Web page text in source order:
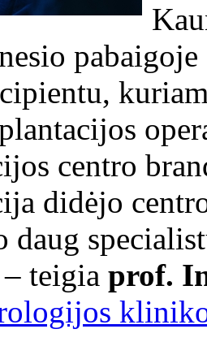
centro
didėjo
daug
teigia prof.